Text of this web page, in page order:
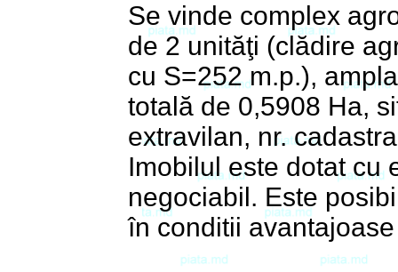
Se vinde complex
de 2 unităţi (clădire
cu S=252 m.p.),
totală de 0,5908 Ha,
extravilan, nr.
Imobilul este dotat cu
negociabil. Este
în conditii